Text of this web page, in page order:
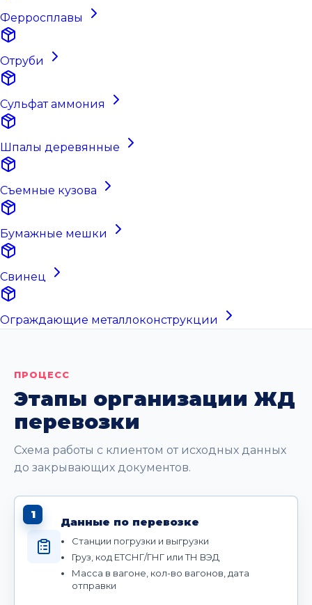
Ферросплавы
Отруби
Сульфат аммония
Шпалы деревянные
Съемные кузова
Бумажные мешки
Свинец
Ограждающие металлоконструкции
ПРОЦЕСС
Этапы организации ЖД
перевозки
Схема работы с клиентом от исходных данных
до закрывающих документов.
1
Данные по перевозке
Станции погрузки и выгрузки
Груз, код ЕТСНГ/ГНГ или ТН ВЭД
Масса в вагоне, кол-во вагонов, дата
отправки